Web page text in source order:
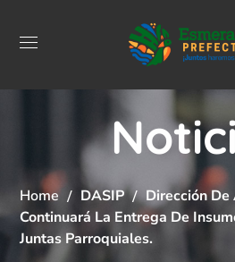
Home DASIP
Dirección
Continuará La Entrega De
Juntas Parroquiales.